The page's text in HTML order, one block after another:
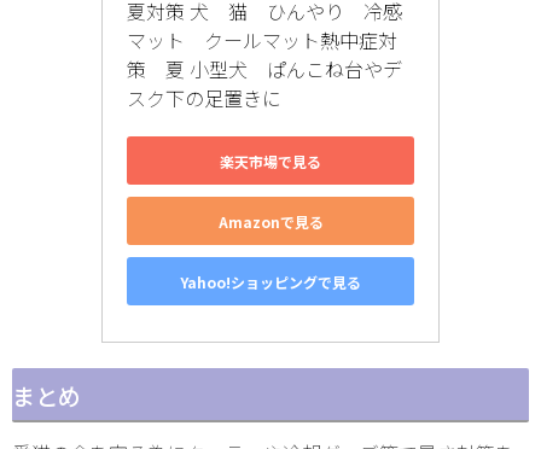
夏対策 犬　猫　ひんやり　冷感
マット　クールマット熱中症対
策　夏 小型犬　ぱんこね台やデ
スク下の足置きに
楽天市場で見る
Amazonで見る
Yahoo!ショッピングで見る
まとめ